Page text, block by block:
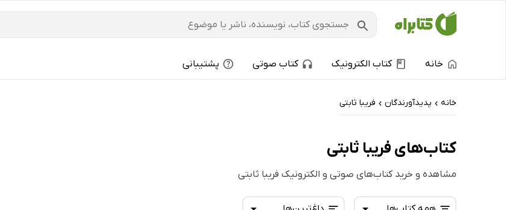
خانه کتاب الکترونیک کتاب صوتی پشتیبانی
خانه › پدیدآورندگان › فریبا ثابتی
کتاب‌های فریبا ثابتی
مشاهده و خرید کتاب‌های صوتی و الکترونیک فریبا ثابتی